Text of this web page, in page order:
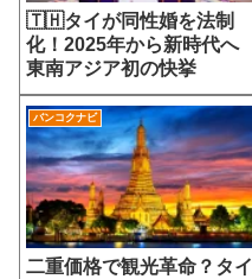
🇹🇭タイが同性婚を法制
化！2025年から新時代へ
東南アジア初の快挙
バンコクナビ
二重価格で観光革命？タイ